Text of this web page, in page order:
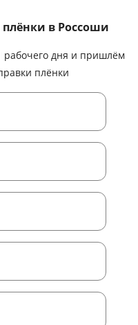
плёнки в Россоши
дня и пришлём
плёнки